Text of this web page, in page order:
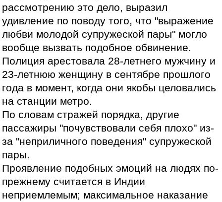
рассмотрению это дело, выразил
удивление по поводу того, что "выражение
любви молодой супружеской пары" могло
вообще вызвать подобное обвинение.
Полиция арестовала 28-летнего мужчину и
23-летнюю женщину в сентябре прошлого
года в момент, когда они якобы целовались
на станции метро.
По словам стражей порядка, другие
пассажиры "почувствовали себя плохо" из-
за "неприличного поведения" супружеской
пары.
Проявление подобных эмоций на людях по-
прежнему считается в Индии
неприемлемым; максимальное наказание